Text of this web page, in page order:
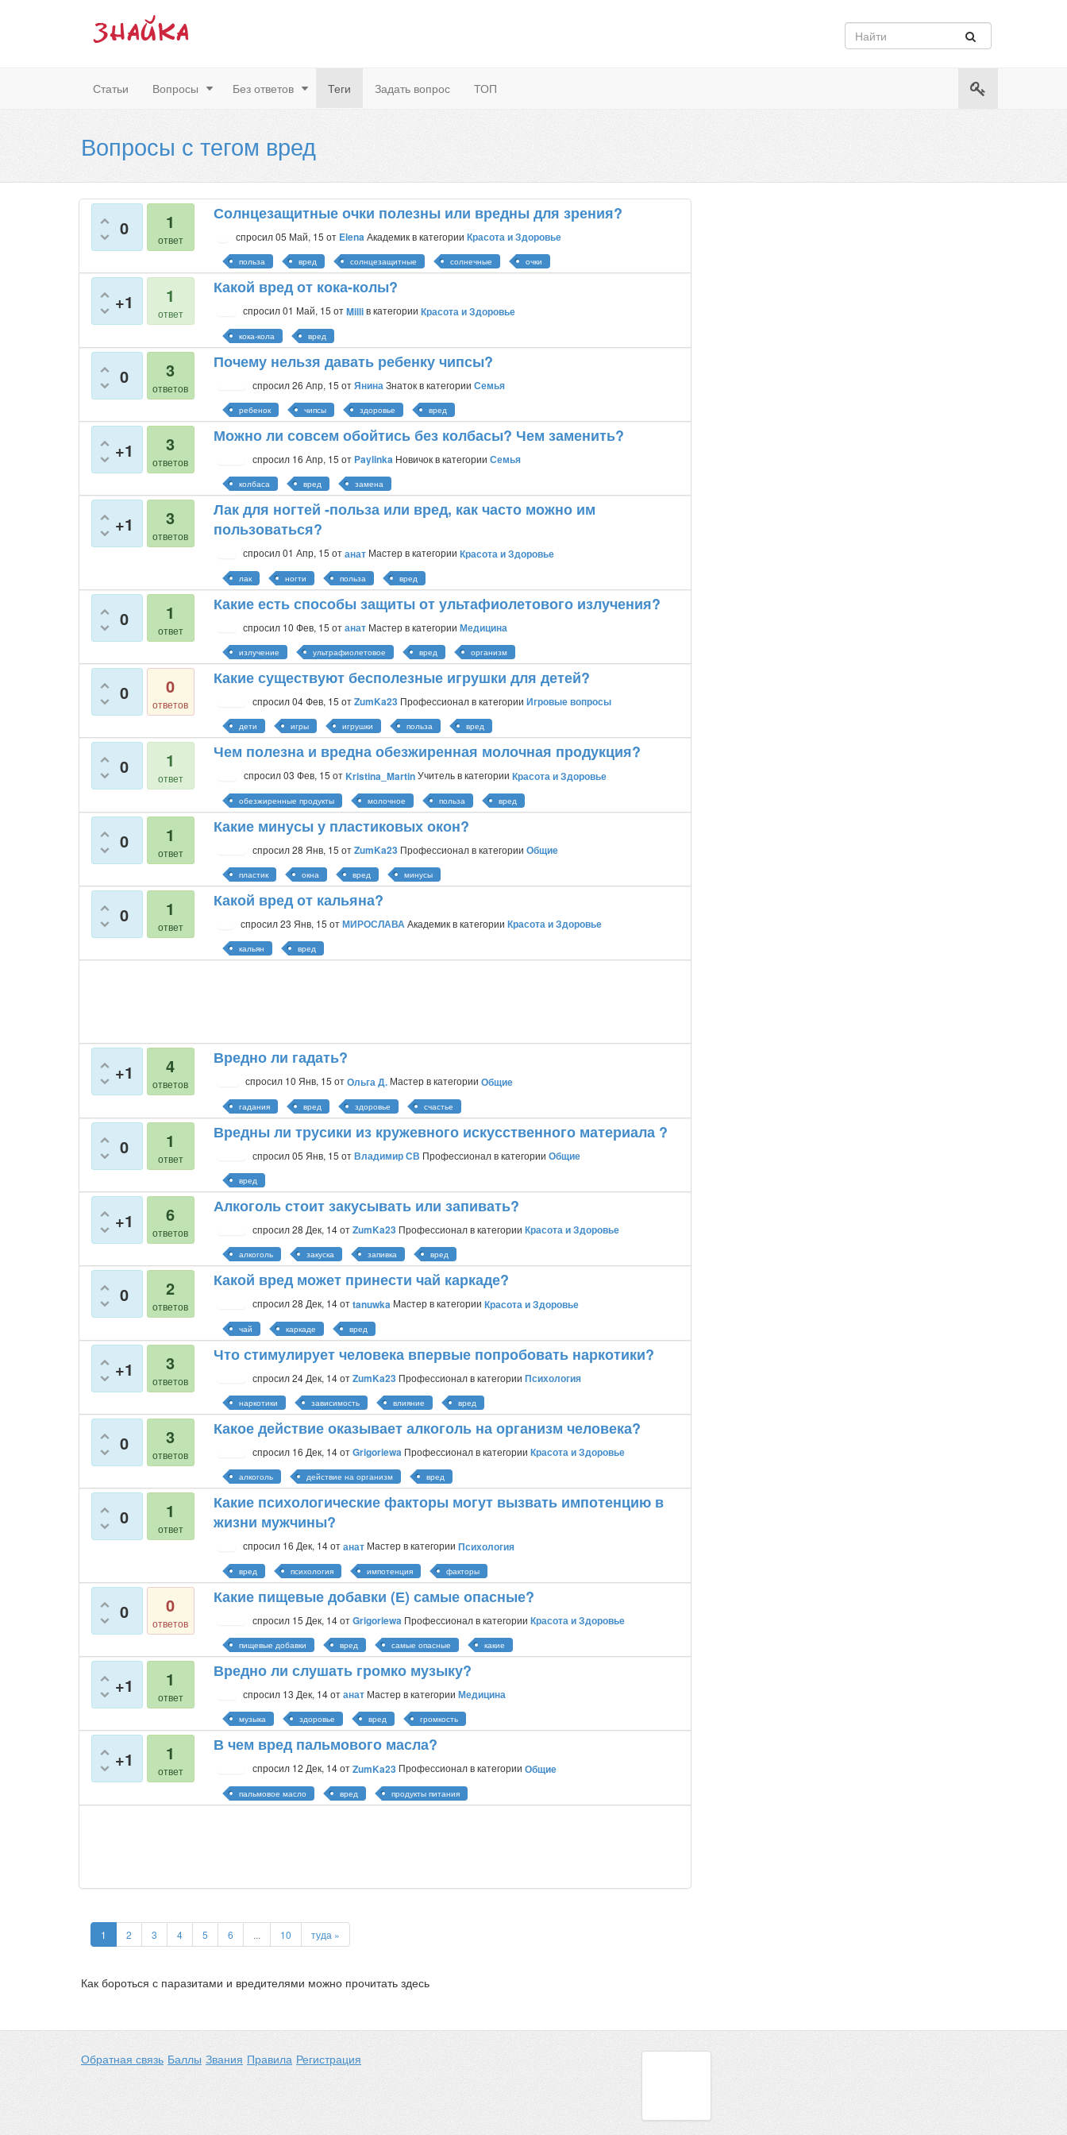
Статьи Вопросы Без ответов Теги Задать вопрос ТОП
Вопросы с тегом вред
0 1
ответ
Солнцезащитные очки полезны или вредны для зрения?
спросил05 Май, 15 от ElenaАкадемикв категорииКрасота и Здоровье
польза вред солнцезащитные солнечные очки
+1 1
ответ
Какой вред от кока-колы?
спросил01 Май, 15 отMilliв категорииКрасота и Здоровье
кока-кола вред
0 3
ответов
Почему нельзя давать ребенку чипсы?
спросил26 Апр, 15 отЯнинаЗнатокв категорииСемья
ребенок чипсы здоровье вред
+1 3
ответов
Можно ли совсем обойтись без колбасы? Чем заменить?
спросил 16 Апр, 15 от Paylinka Новичокв категорииСемья
колбаса вред замена
+1 3
ответов
Лак для ногтей -польза или вред, как часто можно им
пользоваться?
спросил01 Апр, 15 отанат Мастерв категорииКрасота и Здоровье
лак ногти польза вред
0 1
ответ
Какие есть способы защиты от ультафиолетового излучения?
спросил 10 Фев, 15 отанат Мастерв категорииМедицина
излучение ультрафиолетовое вред организм
0 0
ответов
Какие существуют бесполезные игрушки для детей?
спросил04 Фев, 15 отZumKa23 Профессионалв категорииИгровые вопросы
дети игры игрушки польза вред
0 1
ответ
Чем полезна и вредна обезжиренная молочная продукция?
спросил03 Фев, 15 от Kristina_MartinУчительв категорииКрасота и Здоровье
обезжиренные продукты молочное польза вред
0 1
ответ
Какие минусы у пластиковых окон?
спросил28 Янв, 15 отZumKa23 Профессионалв категорииОбщие
пластик окна вред минусы
0 1
ответ
Какой вред от кальяна?
спросил23 Янв, 15 отМИРОСЛАВААкадемикв категорииКрасота и Здоровье
кальян вред
+1 4
ответов
Вредно ли гадать?
спросил 10 Янв, 15 отОльга Д. Мастерв категорииОбщие
гадания вред здоровье счастье
0 1
ответ
Вредны ли трусики из кружевного искусственного материала ?
спросил05 Янв, 15 отВладимир СВ Профессионалв категорииОбщие
вред
+1 6
ответов
Алкоголь стоит закусывать или запивать?
спросил28 Дек, 14отZumKa23 Профессионалв категорииКрасота и Здоровье
алкоголь закуска запивка вред
0 2
ответов
Какой вред может принести чай каркаде?
спросил28 Дек, 14отtanuwka Мастерв категорииКрасота и Здоровье
чай каркаде вред
+1 3
ответов
Что стимулирует человека впервые попробовать наркотики?
спросил24 Дек, 14отZumKa23 Профессионалв категорииПсихология
наркотики зависимость влияние вред
0 3
ответов
Какое действие оказывает алкоголь на организм человека?
спросил 16 Дек, 14отGrigoriewa Профессионалв категорииКрасота и Здоровье
алкоголь действие на организм вред
0 1
ответ
Какие психологические факторы могут вызвать импотенцию в
жизни мужчины?
спросил 16 Дек, 14отанат Мастерв категорииПсихология
вред психология импотенция факторы
0 0
ответов
Какие пищевые добавки (Е) самые опасные?
спросил 15 Дек, 14отGrigoriewa Профессионалв категорииКрасота и Здоровье
пищевые добавки вред самые опасные какие
+1 1
ответ
Вредно ли слушать громко музыку?
спросил 13 Дек, 14отанат Мастерв категорииМедицина
музыка здоровье вред громкость
+1 1
ответ
В чем вред пальмового масла?
спросил 12 Дек, 14отZumKa23 Профессионалв категорииОбщие
пальмовое масло вред продукты питания
1 2 3 4 5 6 ... 10 туда »
Как бороться с паразитами и вредителями можно прочитать здесь
Обратная связь Баллы Звания Правила Регистрация